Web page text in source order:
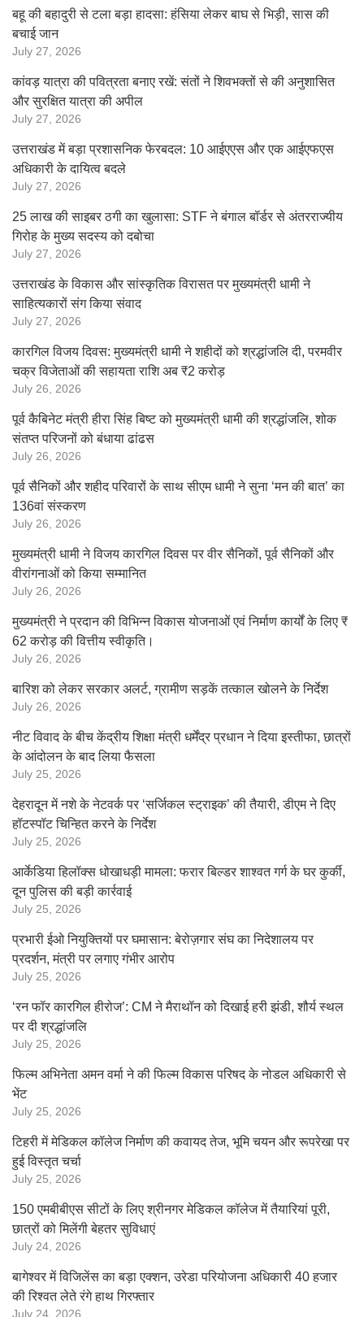
बहू की बहादुरी से टला बड़ा हादसा: हंसिया लेकर बाघ से भिड़ी, सास की
बचाई जान
July 27, 2026
कांवड़ यात्रा की पवित्रता बनाए रखें: संतों ने शिवभक्तों से की अनुशासित
और सुरक्षित यात्रा की अपील
July 27, 2026
उत्तराखंड में बड़ा प्रशासनिक फेरबदल: 10 आईएएस और एक आईएफएस
अधिकारी के दायित्व बदले
July 27, 2026
25 लाख की साइबर ठगी का खुलासा: STF ने बंगाल बॉर्डर से अंतरराज्यीय
गिरोह के मुख्य सदस्य को दबोचा
July 27, 2026
उत्तराखंड के विकास और सांस्कृतिक विरासत पर मुख्यमंत्री धामी ने
साहित्यकारों संग किया संवाद
July 27, 2026
कारगिल विजय दिवस: मुख्यमंत्री धामी ने शहीदों को श्रद्धांजलि दी, परमवीर
चक्र विजेताओं की सहायता राशि अब ₹2 करोड़
July 26, 2026
पूर्व कैबिनेट मंत्री हीरा सिंह बिष्ट को मुख्यमंत्री धामी की श्रद्धांजलि, शोक
संतप्त परिजनों को बंधाया ढांढस
July 26, 2026
पूर्व सैनिकों और शहीद परिवारों के साथ सीएम धामी ने सुना ‘मन की बात’ का
136वां संस्करण
July 26, 2026
मुख्यमंत्री धामी ने विजय कारगिल दिवस पर वीर सैनिकों, पूर्व सैनिकों और
वीरांगनाओं को किया सम्मानित
July 26, 2026
मुख्यमंत्री ने प्रदान की विभिन्न विकास योजनाओं एवं निर्माण कार्यों के लिए ₹
62 करोड़ की वित्तीय स्वीकृति।
July 26, 2026
बारिश को लेकर सरकार अलर्ट, ग्रामीण सड़कें तत्काल खोलने के निर्देश
July 26, 2026
नीट विवाद के बीच केंद्रीय शिक्षा मंत्री धर्मेंद्र प्रधान ने दिया इस्तीफा, छात्रों
के आंदोलन के बाद लिया फैसला
July 25, 2026
देहरादून में नशे के नेटवर्क पर ‘सर्जिकल स्ट्राइक’ की तैयारी, डीएम ने दिए
हॉटस्पॉट चिन्हित करने के निर्देश
July 25, 2026
आर्केडिया हिलॉक्स धोखाधड़ी मामला: फरार बिल्डर शाश्वत गर्ग के घर कुर्की,
दून पुलिस की बड़ी कार्रवाई
July 25, 2026
प्रभारी ईओ नियुक्तियों पर घमासान: बेरोज़गार संघ का निदेशालय पर
प्रदर्शन, मंत्री पर लगाए गंभीर आरोप
July 25, 2026
‘रन फॉर कारगिल हीरोज’: CM ने मैराथॉन को दिखाई हरी झंडी, शौर्य स्थल
पर दी श्रद्धांजलि
July 25, 2026
फिल्म अभिनेता अमन वर्मा ने की फिल्म विकास परिषद के नोडल अधिकारी से
भेंट
July 25, 2026
टिहरी में मेडिकल कॉलेज निर्माण की कवायद तेज, भूमि चयन और रूपरेखा पर
हुई विस्तृत चर्चा
July 25, 2026
150 एमबीबीएस सीटों के लिए श्रीनगर मेडिकल कॉलेज में तैयारियां पूरी,
छात्रों को मिलेंगी बेहतर सुविधाएं
July 24, 2026
बागेश्वर में विजिलेंस का बड़ा एक्शन, उरेडा परियोजना अधिकारी 40 हजार
की रिश्वत लेते रंगे हाथ गिरफ्तार
July 24, 2026